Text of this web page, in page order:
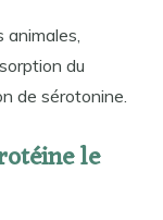
du
de sérotonine.
le